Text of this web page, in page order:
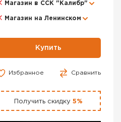
Магазин в ССК "Калибр"
Магазин на Ленинском
Купить
Избранное Сравнить
Получить скидку 5%